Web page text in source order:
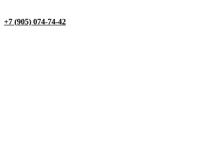
+7 (905) 074-74-42